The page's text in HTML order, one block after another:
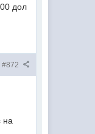
дол
#872
на